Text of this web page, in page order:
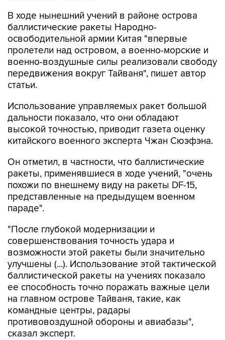
В ходе нынешний учений в районе острова
баллистические ракеты Народно-
освободительной армии Китая "впервые
пролетели над островом, а военно-морские и
военно-воздушные силы реализовали свободу
передвижения вокруг Тайваня", пишет автор
статьи.
Использование управляемых ракет большой
дальности показало, что они обладают
высокой точностью, приводит газета оценку
китайского военного эксперта Чжан Сюэфэна.
Он отметил, в частности, что баллистические
ракеты, применявшиеся в ходе учений, "очень
похожи по внешнему виду на ракеты DF-15,
представленные на предыдущем военном
параде".
"После глубокой модернизации и
совершенствования точность удара и
возможности этой ракеты были значительно
улучшены (...). Использование этой тактической
баллистической ракеты на учениях показало
ее способность точно поражать важные цели
на главном острове Тайваня, такие, как
командные центры, радары
противовоздушной обороны и авиабазы",
сказал эксперт.